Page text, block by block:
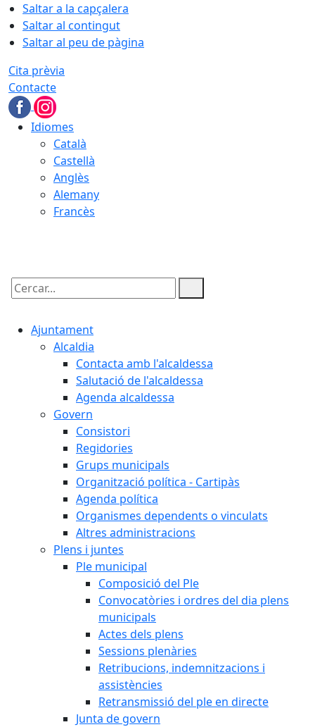
Saltar a la capçalera
Saltar al contingut
Saltar al peu de pàgina
Cita prèvia
Contacte
Idiomes
Català
Castellà
Anglès
Alemany
Francès
Cercar:
Ajuntament
Alcaldia
Contacta amb l'alcaldessa
Salutació de l'alcaldessa
Agenda alcaldessa
Govern
Consistori
Regidories
Grups municipals
Organització política - Cartipàs
Agenda política
Organismes dependents o vinculats
Altres administracions
Plens i juntes
Ple municipal
Composició del Ple
Convocatòries i ordres del dia plens
municipals
Actes dels plens
Sessions plenàries
Retribucions, indemnitzacions i
assistències
Retransmissió del ple en directe
Junta de govern